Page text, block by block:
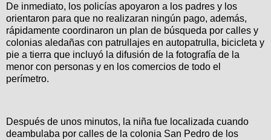
De inmediato, los policías apoyaron a los padres y los
orientaron para que no realizaran ningún pago, además,
rápidamente coordinaron un plan de búsqueda por calles y
colonias aledañas con patrullajes en autopatrulla, bicicleta y
pie a tierra que incluyó la difusión de la fotografía de la
menor con personas y en los comercios de todo el
perímetro.
Después de unos minutos, la niña fue localizada cuando
deambulaba por calles de la colonia San Pedro de los